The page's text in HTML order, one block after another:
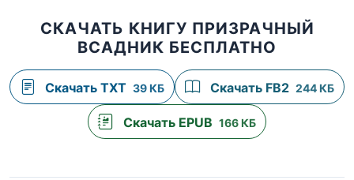
СКАЧАТЬ КНИГУ ПРИЗРАЧНЫЙ
ВСАДНИК БЕСПЛАТНО
Скачать TXT 39 КБ Скачать FB2 244 КБ
Скачать EPUB 166 КБ